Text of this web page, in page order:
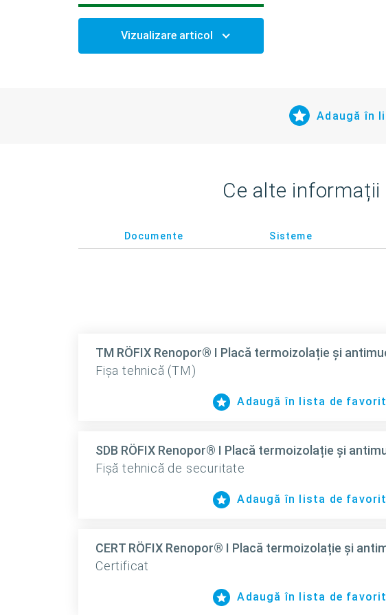
Vizualizare articol
Adaugă în
Ce alte
Documente Sisteme
TM RÖFIX Renopor® I Placă termoizolație și
Fișa tehnică (TM)
Adaugă în lista de
SDB RÖFIX Renopor® I Placă termoizolație și
Fișă tehnică de securitate
Adaugă în lista de
CERT RÖFIX Renopor® I Placă termoizolație și
Certificat
Adaugă în lista de